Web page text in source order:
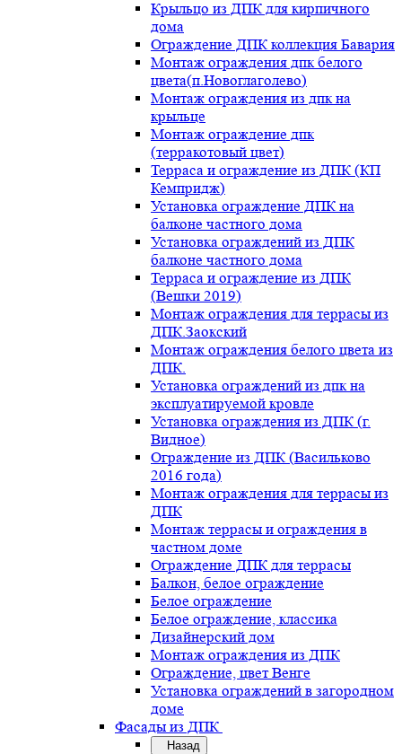
Крыльцо из ДПК для кирпичного
дома
Ограждение ДПК коллекция Бавария
Монтаж ограждения дпк белого
цвета(п.Новоглаголево)
Монтаж ограждения из дпк на
крыльце
Монтаж ограждение дпк
(терракотовый цвет)
Терраса и ограждение из ДПК (КП
Кемпридж)
Установка ограждение ДПК на
балконе частного дома
Установка ограждений из ДПК
балконе частного дома
Терраса и ограждение из ДПК
(Вешки 2019)
Монтаж ограждения для террасы из
ДПК.Заокский
Монтаж ограждения белого цвета из
ДПК.
Установка ограждений из дпк на
эксплуатируемой кровле
Установка ограждения из ДПК (г.
Видное)
Ограждение из ДПК (Васильково
2016 года)
Монтаж ограждения для террасы из
ДПК
Монтаж террасы и ограждения в
частном доме
Ограждение ДПК для террасы
Балкон, белое ограждение
Белое ограждение
Белое ограждение, классика
Дизайнерский дом
Монтаж ограждения из ДПК
Ограждение, цвет Венге
Установка ограждений в загородном
доме
Фасады из ДПК
Назад